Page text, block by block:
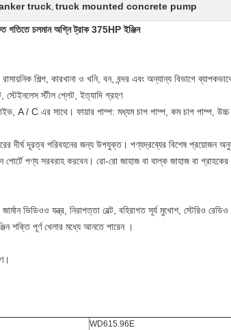
truck, truck mounted concrete pump
গতিতে চলমান অগ্নি ট্রাক 375HP ইঞ্জিন
শিল্প, কারখানা ও খনি, বন, বন্দর এবং অন্যান্য বিভাগে
স্টীল প্লেট, ইত্যাদি গ্রহণ
A / C এর সাথে। ফায়ার পাম্প: মধ্যম চাপ পাম্প, কম চাপ পাম্প, উচ্চ
দীর্ঘ দূরত্ব পরিবহনের জন্য উপযুক্ত। পণ্যদ্রব্যের বিশেষ প্রয়োজন
পোর্টে পণ্য সরবরাহ করবেন। রো-রো জাহাজ বা বাল্ক জাহাজ বা
ভিডিওও যন্ত্র, নিরাপত্তা বেল্ট, বহিরাগত সূর্য মুখোশ, স্টেরিও রেডিও
শক্তি পূর্ণ খেলার মধ্যে আনতে পারেন ।
WD615.96E